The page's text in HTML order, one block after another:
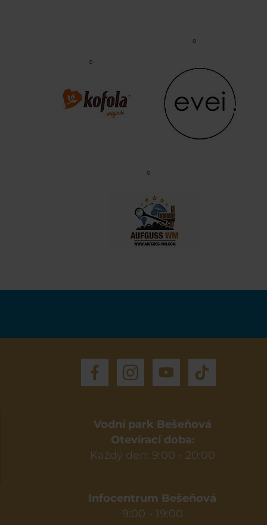
Vodní park Bešeňová
Otevírací doba:
Každý den: 9:00 - 20:00
Infocentrum Bešeňová
9:00 - 19:00